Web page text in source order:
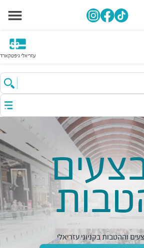
עזריאלי גיפטקארד
וההטבות בקניוני עזריאלי